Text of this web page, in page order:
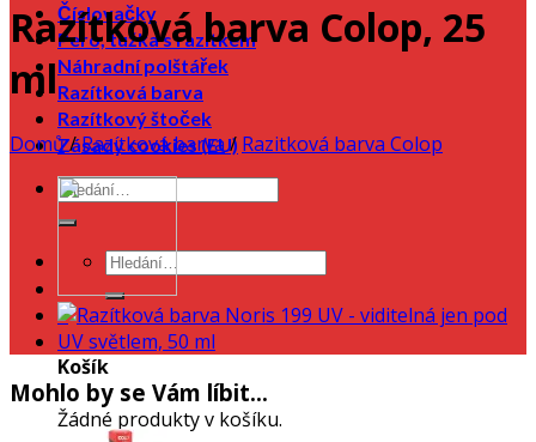
Číslovačky
Pero, tužka s razítkem
Náhradní polštářek
Razítková barva
Razítkový štoček
Zásady cookies (EU)
0
Košík
Žádné produkty v košíku.
Razítková barva Colop, 25
ml
Domů/ Razítková barva/ Razitková barva Colop
Mohlo by se Vám líbit…